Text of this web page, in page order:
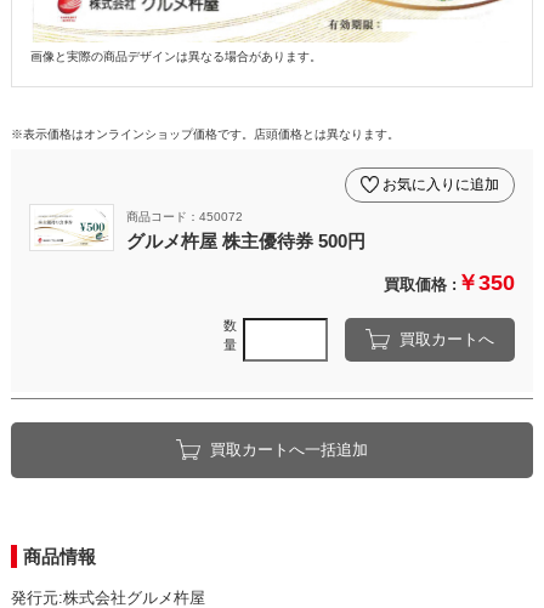
画像と実際の商品デザインは異なる場合があります。
※表示価格はオンラインショップ価格です。店頭価格とは異なります。
商品コード：450072
グルメ杵屋 株主優待券 500円
お気に入りに追加
買取価格 : ￥350
数
量
買取カートへ
買取カートへ一括追加
商品情報
発行元:株式会社グルメ杵屋